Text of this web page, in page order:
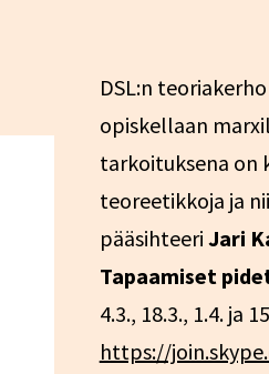
DSL:n teoriakerho
opiskellaan
tarkoituksena on
teoreetikkoja ja
pääsihteeri Jari
Tapaamiset
4.3., 18.3., 1.4. ja
https://